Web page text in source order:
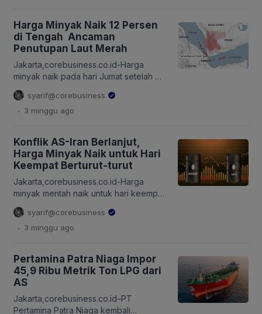
Prabowo Subianto memanggil Menteri
Energi dan Sumber Daya Mineral
(ESDM) Bahlil Lahadalia dan Chief
Executive Officer PT Danantara
Development Management Fund Sigit
P. Santosa untuk membahas kondisi
energi nasional […]
Harga Minyak Naik 12 Persen
di Tengah Ancaman
Penutupan Laut Merah
Jakarta,corebusiness.co.id-Harga
minyak naik pada hari Jumat setelah AS
dan Iran meningkatkan serangan di
seluruh Teluk, dengan gencatan
senjata yang dilanggar membatasi
militer Houthi untuk bersiap menutup
jalur ekspor Laut Merah. Harga minyak
mentah Brent naik 70 sen, atau sekitar
0,83 persen, menjadi $84,93 per […]
syarif@corebusiness
. 3 minggu ago
Konflik AS-Iran Berlanjut,
Harga Minyak Naik untuk Hari
Keempat Berturut-turut
Jakarta,corebusiness.co.id-Harga
minyak mentah naik untuk hari keempat
berturut-turut pada Kamis (16/7/2026)
setelah gelombang serangan baru
Amerika Serikat (AS) terhadap instalasi
dan gangguan pasokan di Selat
Hormuz. AS menyerang pertahanan
pantai dan situs rudal Iran pada Rabu
setelah memberlakukan kembali
blokade angkatan laut terhadap
syarif@corebusiness
. 3 minggu ago
Pertamina Patra Niaga Impor
45,9 Ribu Metrik Ton LPG dari
AS
Jakarta,corebusiness.co.id–PT
Pertamina Patra Niaga kembali